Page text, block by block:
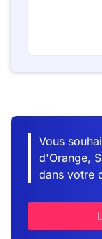
Vous
d'Orange,
dans votre